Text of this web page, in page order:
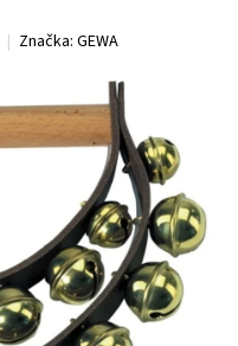
Značka: GEWA